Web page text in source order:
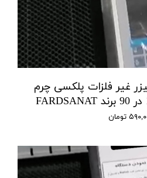
غیر فلزات پلکسی چرم
تومان